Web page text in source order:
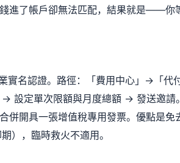
進了帳戶卻無法匹配，結果就是——你
實名認證。路徑：「費用中心」→「代
設定單次限額與月度總額 → 發送邀請
併開具一張增值稅專用發票。優點是免
），臨時救火不適用。